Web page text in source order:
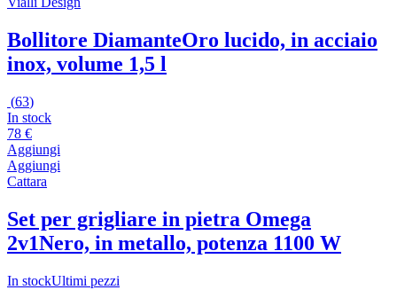
Bollitore DiamanteOro lucido, in acciaio
inox, volume 1,5 l
(63)
In stock
78 €
Aggiungi
Aggiungi
Cattara
Set per grigliare in pietra Omega
2v1Nero, in metallo, potenza 1100 W
In stockUltimi pezzi